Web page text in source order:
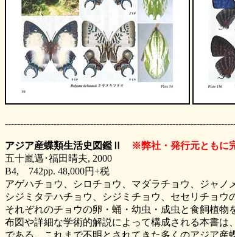
アジア産蝶類生活史図鑑Ⅱ
※弊社・発行元ともに
五十嵐邁･福田晴夫, 2000
B4, 742pp. 48,000円+税
アゲハチョウ、シロチョウ、マダラチョウ、ジャノ
シジミタテハチョウ、シジミチョウ、セセリチョウ
それぞれのチョウの卵・蛹・幼虫・成虫と食飼植物
布図や詳細な学術的解説によって構成される本書は
である。これまで不明とされてきた多くのアジア